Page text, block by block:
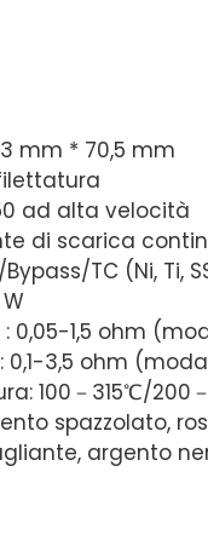
mm * 70,5 mm
ad alta velocità
di scarica
TC (Ni, Ti,
0,05-1,5 ohm
0,1-3,5 ohm
100－315℃/200
spazzolato,
argento